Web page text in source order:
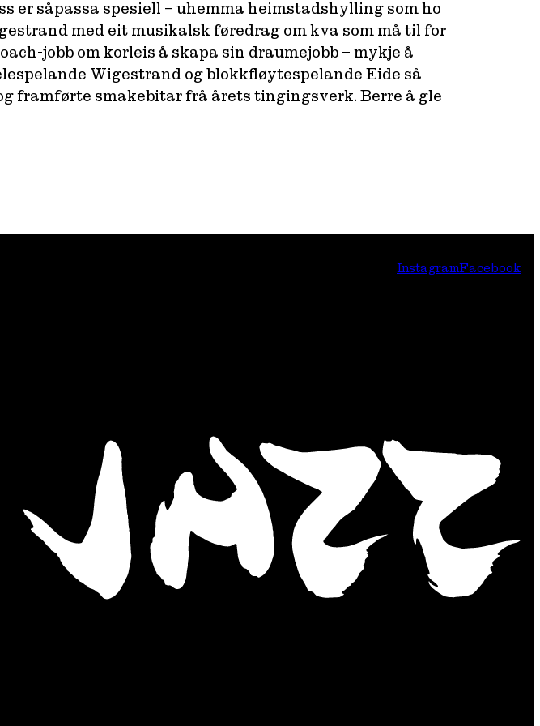
såpassa spesiell – uhemma heimstadshylling som ho
med eit musikalsk føredrag om kva som må til for
jobb om korleis å skapa sin draumejobb – mykje å
Wigestrand og blokkfløytespelande Eide så
framførte smakebitar frå årets tingingsverk. Berre å gle
InstagramFacebook